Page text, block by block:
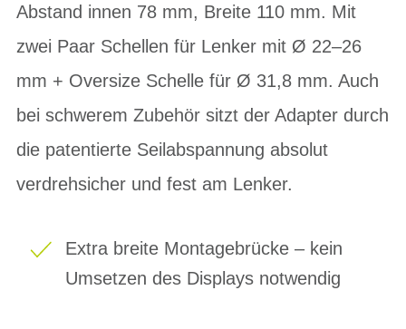
Abstand innen 78 mm, Breite 110 mm. Mit
zwei Paar Schellen für Lenker mit Ø 22–26
mm + Oversize Schelle für Ø 31,8 mm. Auch
bei schwerem Zubehör sitzt der Adapter durch
die patentierte Seilabspannung absolut
verdrehsicher und fest am Lenker.
Extra breite Montagebrücke – kein
Umsetzen des Displays notwendig